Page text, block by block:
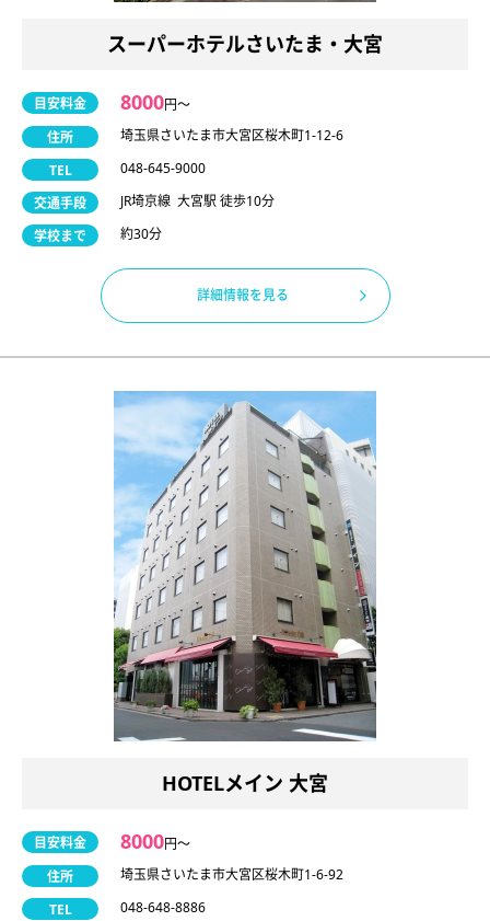
スーパーホテルさいたま・大宮
目安料金 8000円〜
住所
埼玉県さいたま市大宮区桜木町1-12-6
TEL
048-645-9000
交通手段
JR埼京線 大宮駅 徒歩10分
学校まで
約30分
詳細情報を見る
HOTELメイン 大宮
目安料金 8000円〜
住所
埼玉県さいたま市大宮区桜木町1-6-92
TEL
048-648-8886